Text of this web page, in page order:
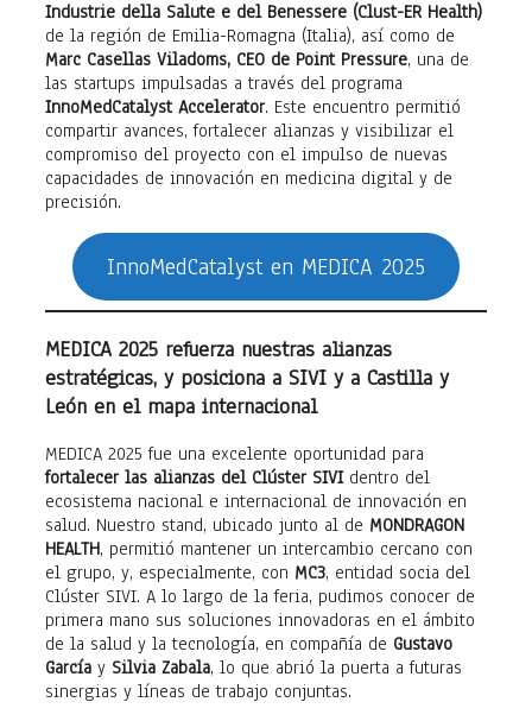
Industrie della Salute e del Benessere (Clust-ER Health)
de la región de Emilia-Romagna (Italia), así como de
Marc Casellas Viladoms, CEO de Point Pressure, una de
las startups impulsadas a través del programa
InnoMedCatalyst Accelerator. Este encuentro permitió
compartir avances, fortalecer alianzas y visibilizar el
compromiso del proyecto con el impulso de nuevas
capacidades de innovación en medicina digital y de
precisión.
InnoMedCatalyst en MEDICA 2025
MEDICA 2025 refuerza nuestras alianzas
estratégicas, y posiciona a SIVI y a Castilla y
León en el mapa internacional
MEDICA 2025 fue una excelente oportunidad para
fortalecer las alianzas del Clúster SIVIdentro del
ecosistema nacional e internacional de innovación en
salud. Nuestro stand, ubicado junto al de MONDRAGON
HEALTH, permitió mantener un intercambio cercano con
el grupo, y, especialmente, con MC3, entidad socia del
Clúster SIVI. A lo largo de la feria, pudimos conocer de
primera mano sus soluciones innovadoras en el ámbito
de la salud y la tecnología, en compañía de Gustavo
García y Silvia Zabala, lo que abrió la puerta a futuras
sinergias y líneas de trabajo conjuntas.